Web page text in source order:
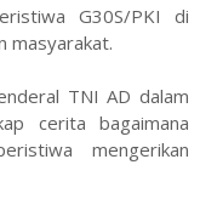
G30S/PKI di
masyarakat.
TNI AD dalam
cerita bagaimana
mengerikan